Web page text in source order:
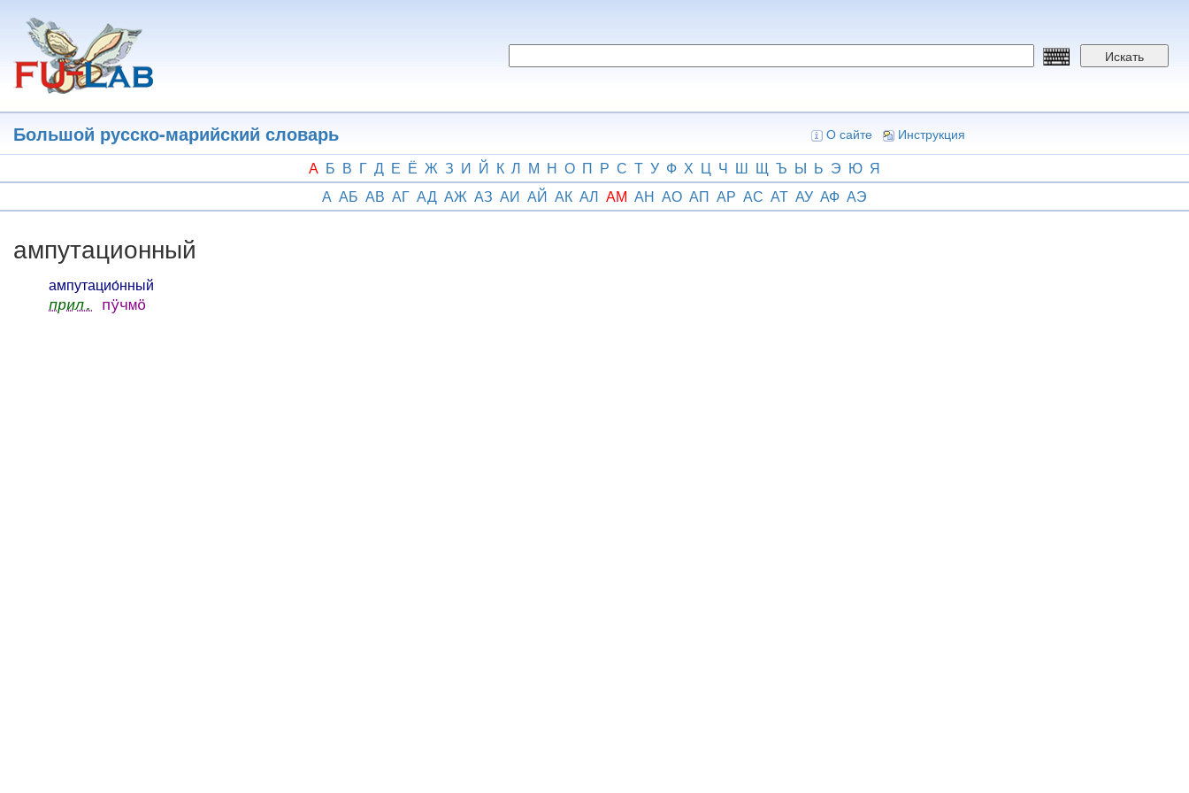
основному
содержанию
Искать
Большой русско-марийский словарь О сайте Инструкция
А Б В Г Д Е Ё Ж З И Й К Л М Н О П Р С Т У Ф Х Ц Ч Ш Щ Ъ Ы Ь Э Ю Я
А АБ АВ АГ АД АЖ АЗ АИ АЙ АК АЛ АМ АН АО АП АР АС АТ АУ АФ АЭ
ампутационный
ампутацио́нный
прил. пӱчмӧ